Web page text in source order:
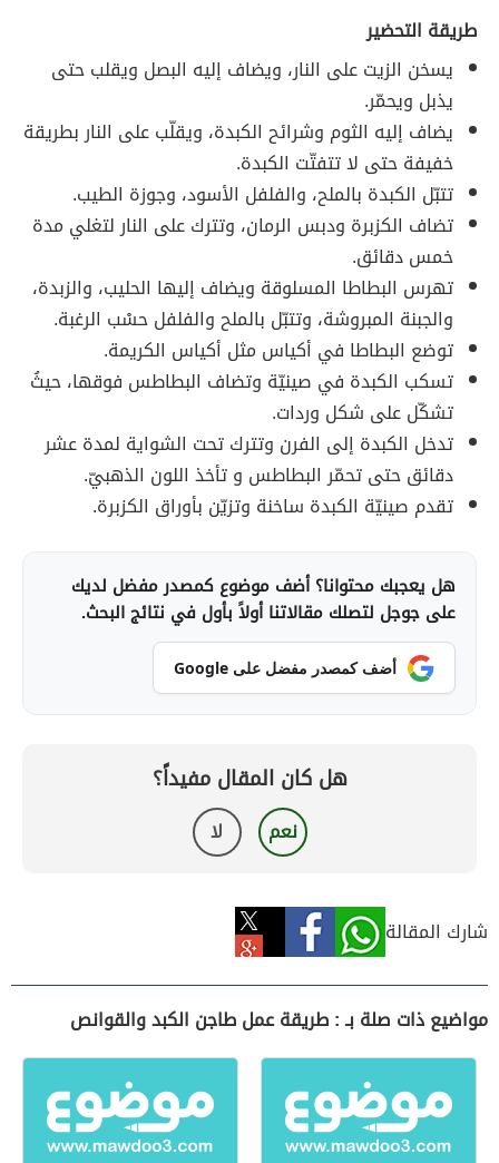
طريقة التحضير
يسخن الزيت على النار، ويضاف إليه البصل ويقلب حتى
يذبل ويحمّر.
يضاف إليه الثوم وشرائح الكبدة، ويقلّب على النار بطريقة
خفيفة حتى لا تتفتّت الكبدة.
تتبّل الكبدة بالملح، والفلفل الأسود، وجوزة الطيب.
تضاف الكزبرة ودبس الرمان، وتترك على النار لتغلي مدة
خمس دقائق.
تهرس البطاطا المسلوقة ويضاف إليها الحليب، والزبدة،
والجبنة المبروشة، وتتبّل بالملح والفلفل حسْب الرغبة.
توضع البطاطا في أكياس مثل أكياس الكريمة.
تسكب الكبدة في صينيّة وتضاف البطاطس فوقها، حيثُ
تشكّل على شكل وردات.
تدخل الكبدة إلى الفرن وتترك تحت الشواية لمدة عشر
دقائق حتى تحمّر البطاطس و تأخذ اللون الذهبيّ.
تقدم صينيّة الكبدة ساخنة وتزيّن بأوراق الكزبرة.
هل يعجبك محتوانا؟ أضف موضوع كمصدر مفضل لديك
على جوجل لتصلك مقالاتنا أولاً بأول في نتائج البحث.
أضف كمصدر مفضل على Google
هل كان المقال مفيداً؟
نعم لا
شارك المقالة
مواضيع ذات صلة بـ : طريقة عمل طاجن الكبد والقوانص